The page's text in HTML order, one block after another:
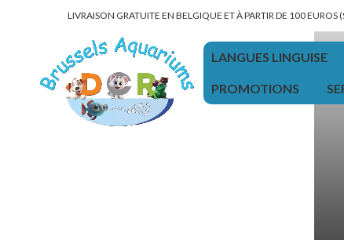
LIVRAISON GRATUITE EN BELGIQUE ET À PARTIR DE 100
LANGUES LINGUISE
PROMOTIONS